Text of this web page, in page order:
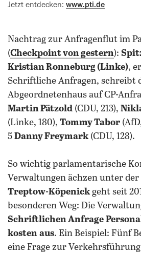
Jetzt entdecken: www.pti.de
Nachtrag zur Anfragenflut im
(Checkpoint von gestern):
Kristian Ronneburg (Linke),
Schriftliche Anfragen, schreibt
Abgeordnetenhaus auf CP-
Martin Pätzold (CDU, 213),
(Linke, 180), Tommy Tabor
5 Danny Freymark(CDU, 128).
So wichtig parlamentarische
Verwaltungen ächzen unter
Treptow-Köpenickgeht seit
besonderen Weg: Die
Schriftlichen Anfrage
kosten aus. Ein Beispiel: Fünf
eine Frage zur